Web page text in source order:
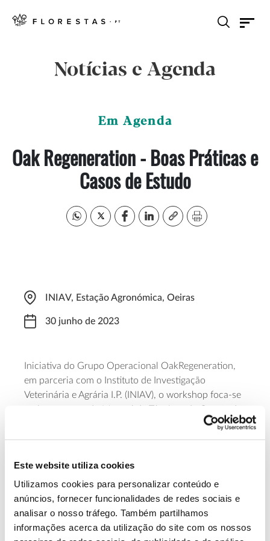
Este website utiliza cookies
Utilizamos cookies para personalizar conteúdo e
anúncios, fornecer funcionalidades de redes sociais e
analisar o nosso tráfego. Também partilhamos
informações acerca da utilização do site com os nossos
Notícias e Agenda
Em Agenda
Oak Regeneration - Boas Práticas e
Casos de Estudo
INIAV, Estação Agronómica, Oeiras
30 junho de 2023
Iniciativa do Grupo Operacional OakRegeneration,
em parceria com o Instituto de Investigação
Veterinária e Agrária I.P. (INIAV), o workshop foca-se
no lançamento do Manual de Técnicas de Gestão de
Áreas de Regeneração Natural de Sobreiro e
Azinheira e na partilha de casos de estudo.Registe-
Saiba mais sobre o workshop Boas
práticas e Casos de Estudo